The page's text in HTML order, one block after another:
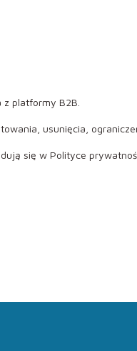
platformy B2B.
usunięcia,
się w Polityce